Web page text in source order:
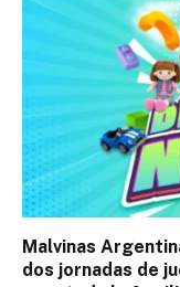
Malvinas
dos jornadas de